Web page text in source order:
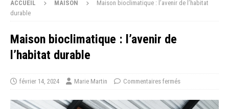
ACCUEIL MAISON
Maison bioclimatique : l’avenir de l’habitat
durable
Maison bioclimatique : l’avenir de
l’habitat durable
février 14, 2024 Marie Martin Commentaires fermés